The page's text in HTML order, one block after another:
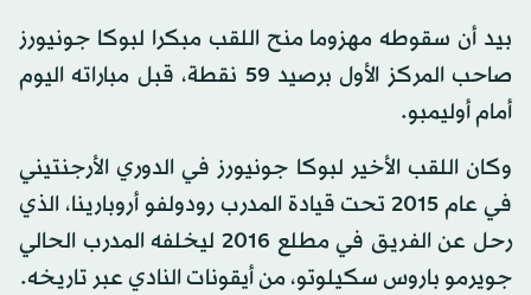
بيد أن سقوطه مهزوما منح اللقب مبكرا لبوكا جونيورز
صاحب المركز الأول برصيد 59 نقطة، قبل مباراته اليوم
أمام أوليمبو.
وكان اللقب الأخير لبوكا جونيورز في الدوري الأرجنتيني
في عام 2015 تحت قيادة المدرب رودولفو أروبارينا، الذي
رحل عن الفريق في مطلع 2016 ليخلفه المدرب الحالي
جويرمو باروس سكيلوتو، من أيقونات النادي عبر تاريخه.